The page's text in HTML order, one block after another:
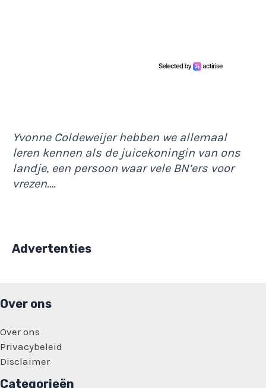
Yvonne Coldeweijer hebben we allemaal
leren kennen als de juicekoningin van ons
landje, een persoon waar vele BN’ers voor
vrezen.…
Advertenties
Over ons
Over ons
Privacybeleid
Disclaimer
Categorieën